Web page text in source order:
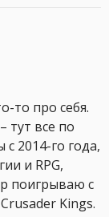
то про себя.
тут все по
2014-го года,
и RPG,
поигрываю с
Kings.